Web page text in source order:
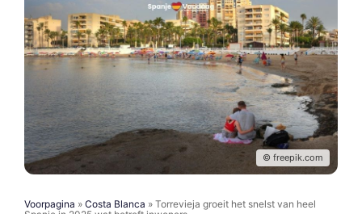
© freepik.com
Voorpagina » Costa Blanca » Torrevieja groeit het snelst van heel